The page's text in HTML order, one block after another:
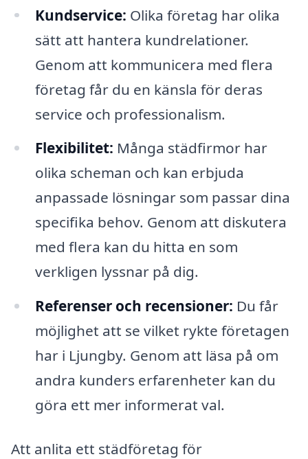
Kundservice: Olika företag har olika
sätt att hantera kundrelationer.
Genom att kommunicera med flera
företag får du en känsla för deras
service och professionalism.
Flexibilitet: Många städfirmor har
olika scheman och kan erbjuda
anpassade lösningar som passar dina
specifika behov. Genom att diskutera
med flera kan du hitta en som
verkligen lyssnar på dig.
Referenser och recensioner: Du får
möjlighet att se vilket rykte företagen
har i Ljungby. Genom att läsa på om
andra kunders erfarenheter kan du
göra ett mer informerat val.
Att anlita ett städföretag för